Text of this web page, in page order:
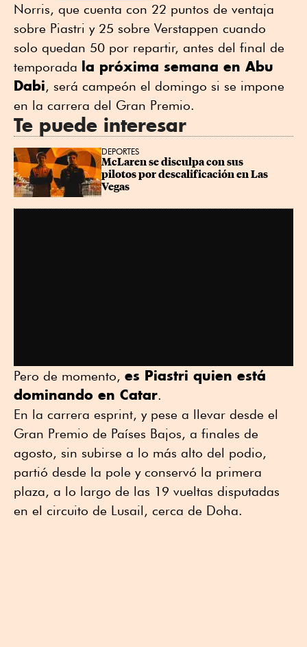
Norris, que cuenta con 22 puntos de ventaja
sobre Piastri y 25 sobre Verstappen cuando
solo quedan 50 por repartir, antes del final de
temporada la próxima semana en Abu
Dabi, será campeón el domingo si se impone
en la carrera del Gran Premio.
Te puede interesar
DEPORTES
McLaren se disculpa con sus
pilotos por descalificación en Las
Vegas
Pero de momento, es Piastri quien está
dominando en Catar.
En la carrera esprint, y pese a llevar desde el
Gran Premio de Países Bajos, a finales de
agosto, sin subirse a lo más alto del podio,
partió desde la pole y conservó la primera
plaza, a lo largo de las 19 vueltas disputadas
en el circuito de Lusail, cerca de Doha.